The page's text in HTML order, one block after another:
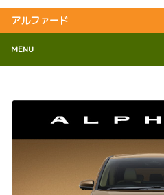
アルファード
MENU